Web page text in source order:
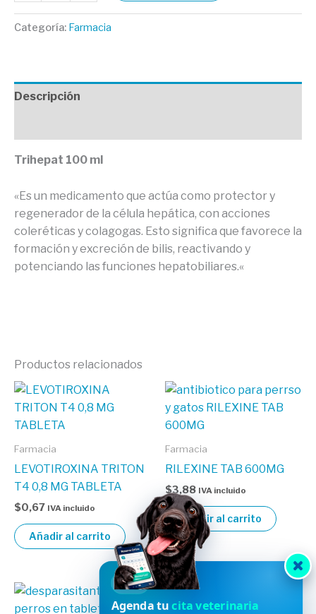
Categoría: Farmacia
Descripción
Trihepat 100 ml
«Es un medicamento que actúa como protector y
regenerador de la célula hepática, con acciones
coleréticas y colagogas. Esto significa que favorece la
formación y excreción de bilis, reactivando y
potenciando las funciones hepatobiliares.«
Productos relacionados
Farmacia
LEVOTIROXINA TRITON
T4 0,8 MG TABLETA
$0,67 IVA incluido
Añadir al carrito
Farmacia
RILEXINE TAB 600MG
$3,88 IVA incluido
Añadir al carrito
HVDES
Agenda tucita veterinaria